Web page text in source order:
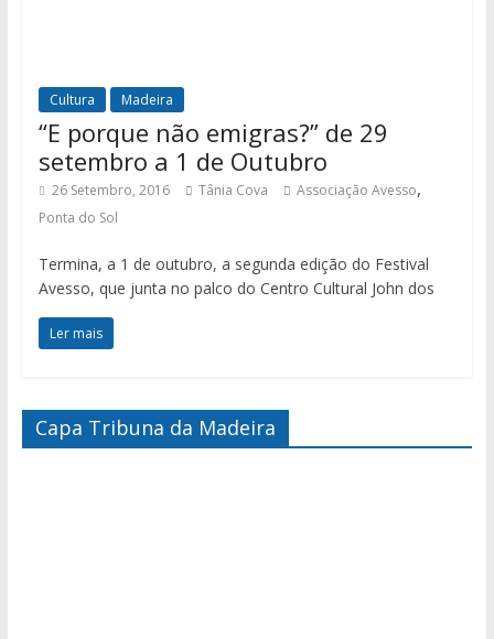
Cultura Madeira
“E porque não emigras?” de 29
setembro a 1 de Outubro
26 Setembro, 2016 Tânia Cova Associação Avesso,
Ponta do Sol
Termina, a 1 de outubro, a segunda edição do Festival
Avesso, que junta no palco do Centro Cultural John dos
Ler mais
Capa Tribuna da Madeira